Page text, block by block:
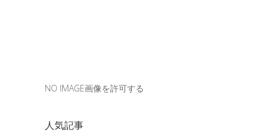
NO IMAGE画像を許可する
人気記事